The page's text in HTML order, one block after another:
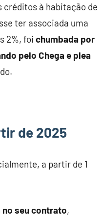
créditos à habitação de
ter associada uma
2%, foi chumbada por
pelo Chega e plea
de 2025
a partir de 1
seu contrato,